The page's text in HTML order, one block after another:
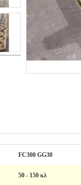
FC300 GG30
50 - 150 κλ